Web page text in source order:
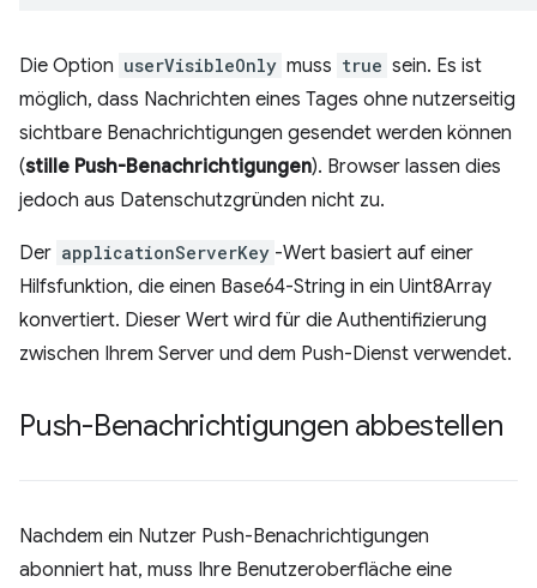
Die Option userVisibleOnly muss true sein. Es ist
möglich, dass Nachrichten eines Tages ohne nutzerseitig
sichtbare Benachrichtigungen gesendet werden können
(stille Push-Benachrichtigungen). Browser lassen dies
jedoch aus Datenschutzgründen nicht zu.
Der applicationServerKey -Wert basiert auf einer
Hilfsfunktion, die einen Base64-String in ein Uint8Array
konvertiert. Dieser Wert wird für die Authentifizierung
zwischen Ihrem Server und dem Push-Dienst verwendet.
Push-Benachrichtigungen abbestellen
Nachdem ein Nutzer Push-Benachrichtigungen
abonniert hat, muss Ihre Benutzeroberfläche eine